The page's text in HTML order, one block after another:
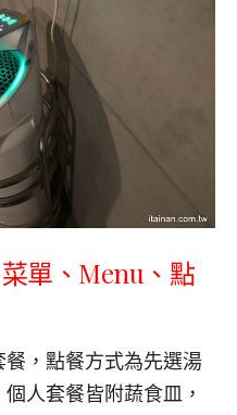
菜單、Menu 、點
餐，點餐方式為先選湯
人套餐皆附蔬食皿，